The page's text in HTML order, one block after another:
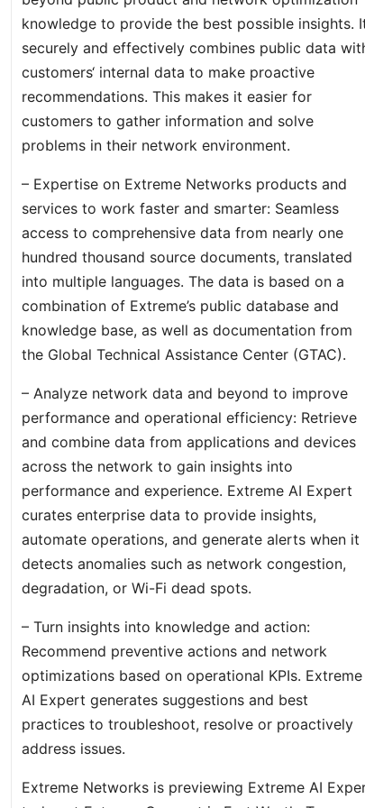
knowledge to provide the best possible insights.
securely and effectively combines public data
customers‘ internal data to make proactive
recommendations. This makes it easier for
customers to gather information and solve
problems in their network environment.
– Expertise on Extreme Networks products and
services to work faster and smarter: Seamless
access to comprehensive data from nearly one
hundred thousand source documents, translated
into multiple languages. The data is based on a
combination of Extreme’s public database and
knowledge base, as well as documentation from
the Global Technical Assistance Center (GTAC).
– Analyze network data and beyond to improve
performance and operational efficiency: Retrieve
and combine data from applications and devices
across the network to gain insights into
performance and experience. Extreme AI Expert
curates enterprise data to provide insights,
automate operations, and generate alerts when it
detects anomalies such as network congestion,
degradation, or Wi-Fi dead spots.
– Turn insights into knowledge and action:
Recommend preventive actions and network
optimizations based on operational KPIs. Extreme
AI Expert generates suggestions and best
practices to troubleshoot, resolve or proactively
address issues.
Extreme Networks is previewing Extreme AI